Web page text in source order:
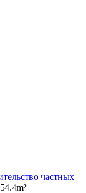
частных